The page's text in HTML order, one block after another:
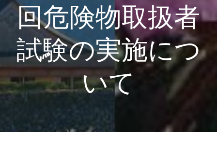
プ
回危険物取扱者
試験の実施につ
いて